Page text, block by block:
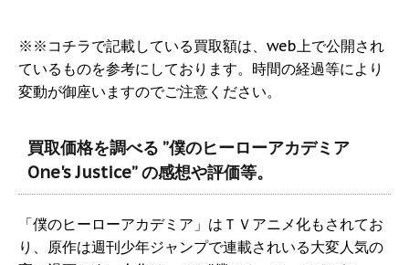
※※コチラで記載している買取額は、web上で公開され
ているものを参考にしております。時間の経過等により
変動が御座いますのでご注意ください。
買取価格を調べる ”僕のヒーローアカデミア
One's Justice” の感想や評価等。
「僕のヒーローアカデミア」はＴＶアニメ化もされてお
り、原作は週刊少年ジャンプで連載されいる大変人気の